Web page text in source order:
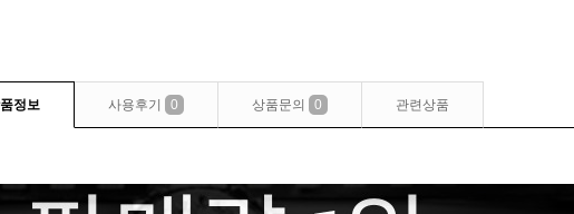
정보 사용후기 0 상품문의 0 관련상품